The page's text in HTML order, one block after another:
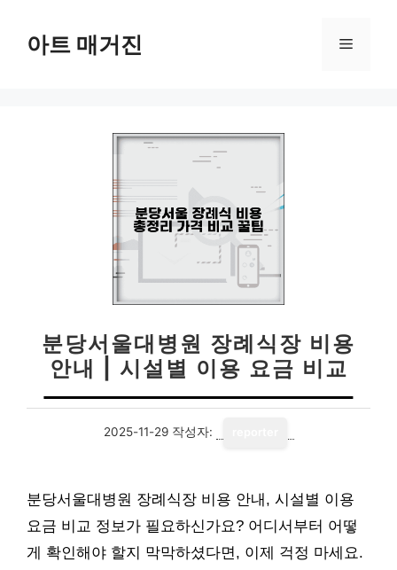
아트 매거진 메
분당서울대병원 장례식장 비용
안내 | 시설별 이용 요금 비교
2025-11-29 작성자:
분당서울대병원 장례식장 비용 안내, 시설별 이용
요금 비교 정보가 필요하신가요? 어디서부터 어떻
게 확인해야 할지 막막하셨다면, 이제 걱정 마세요.